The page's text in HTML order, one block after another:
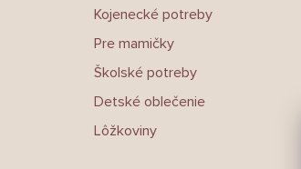
Kojenecké potreby
Pre mamičky
Školské potreby
Detské oblečenie
Lôžkoviny